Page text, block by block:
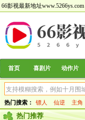
66影视最新地址www.5266ys.com
首页 喜剧片 动作片
热门搜索： 镖人 仙逆 主角
热门推荐